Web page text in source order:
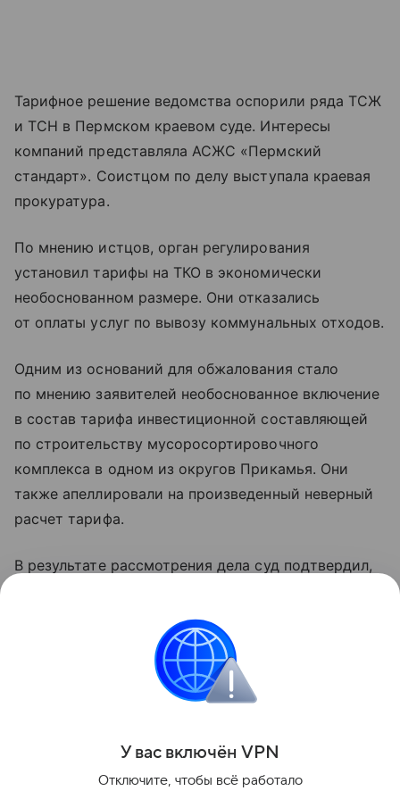
Тарифное решение ведомства оспорили ряда ТСЖ
и ТСН в Пермском краевом суде. Интересы
компаний представляла АСЖС «Пермский
стандарт». Соистцом по делу выступала краевая
прокуратура.
По мнению истцов, орган регулирования
установил тарифы на ТКО в экономически
необоснованном размере. Они отказались
от оплаты услуг по вывозу коммунальных отходов.
Одним из оснований для обжалования стало
по мнению заявителей необоснованное включение
в состав тарифа инвестиционной составляющей
по строительству мусоросортировочного
комплекса в одном из округов Прикамья. Они
также апеллировали на произведенный неверный
расчет тарифа.
В результате рассмотрения дела суд подтвердил,
на 2025 год включает в себя экономически
обоснованные расходы организации и рассчитан
краевым Минтарифов в соответствии
с требованиями закона.
Поделиться
У вас включён VPN
Отключите, чтобы всё работало